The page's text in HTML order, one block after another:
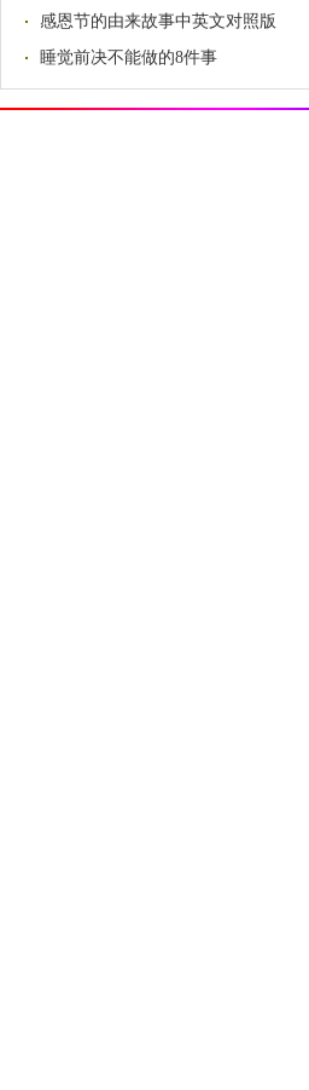
感恩节的由来故事中英文对照版
睡觉前决不能做的8件事